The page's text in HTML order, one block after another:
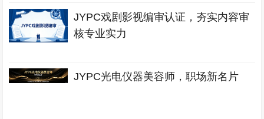
JYPC戏剧影视编审认证，夯实内容审
核专业实力
JYPC光电仪器美容师，职场新名片